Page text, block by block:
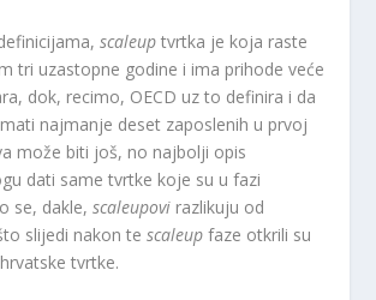
scaleuptvrtka je koja raste
tri uzastopne godine i ima prihode veće
dok, recimo, OECD uz to definira i da
najmanje deset zaposlenih u prvoj
može biti još, no najbolji opis
dati same tvrtke koje su u fazi
se, dakle,scaleupovi razlikuju od
slijedi nakon tescaleup faze otkrili su
tvrtke.